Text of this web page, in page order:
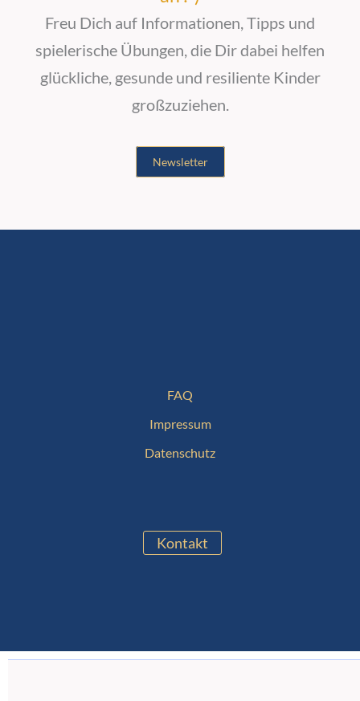
Freu Dich auf Informationen, Tipps und
spielerische Übungen, die Dir dabei helfen
glückliche, gesunde und resiliente Kinder
großzuziehen.
Newsletter
FAQ
Impressum
Datenschutz
Kontakt